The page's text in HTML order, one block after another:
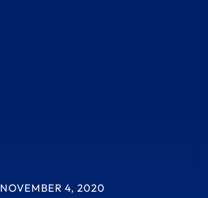
NOVEMBER 4, 2020